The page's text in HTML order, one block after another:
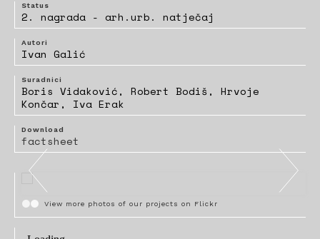
Status
2. nagrada - arh.urb. natječaj
Autori
Ivan Galić
Suradnici
Boris Vidaković, Robert Bodiš, Hrvoje
Končar, Iva Erak
Download
factsheet
View more photos of our projects on Flickr